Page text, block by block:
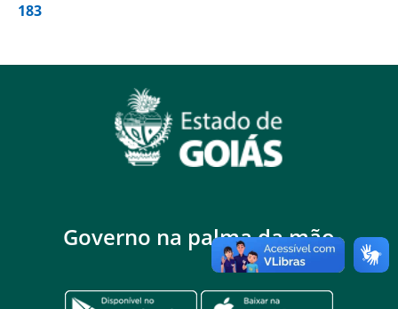
183
Governo na palma da mão